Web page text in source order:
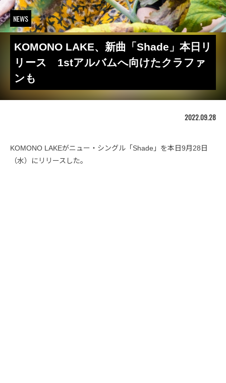
NEWS
KOMONO LAKE、新曲「Shade」本日リ
リース 1stアルバムへ向けたクラファ
ンも
2022.09.28
KOMONO LAKEがニュー・シングル「Shade」を本日9月28日
（水）にリリースした。